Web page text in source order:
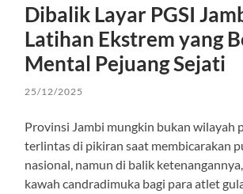
Dibalik Layar PGSI
Latihan Ekstrem yang
Mental Pejuang Sejati
25/12/2025
Provinsi Jambi mungkin bukan wilayah
terlintas di pikiran saat membicarakan
nasional, namun di balik
kawah candradimuka bagi para atlet